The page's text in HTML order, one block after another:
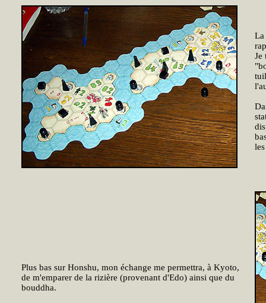
La
Je
Plus bas sur Honshu, mon échange me permettra, à Kyoto,
de m'emparer de la rizière (provenant d'Edo) ainsi que du
bouddha.